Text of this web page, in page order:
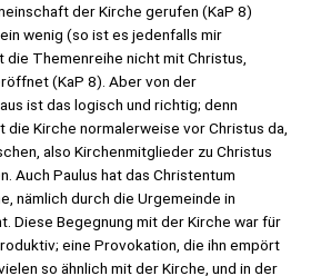
der Kirche gerufen (KaP 8)
wenig (so ist es jedenfalls mir
die Themenreihe nicht mit Christus,
(KaP 8). Aber von der
ist das logisch und richtig; denn
Kirche normalerweise vor Christus da,
also Kirchenmitglieder zu Christus
Auch Paulus hat das Christentum
nämlich durch die Urgemeinde in
Diese Begegnung mit der Kirche war für
eine Provokation, die ihn empört
so ähnlich mit der Kirche, und in der